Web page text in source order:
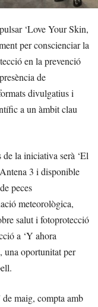
‘Love Your Skin,
per conscienciar la
en la prevenció
de
divulgatius i
a un àmbit clau
la iniciativa serà ‘El
3 i disponible
peces
meteorològica,
salut i fotoprotecció
a ‘Y ahora
una oportunitat per
maig, compta amb